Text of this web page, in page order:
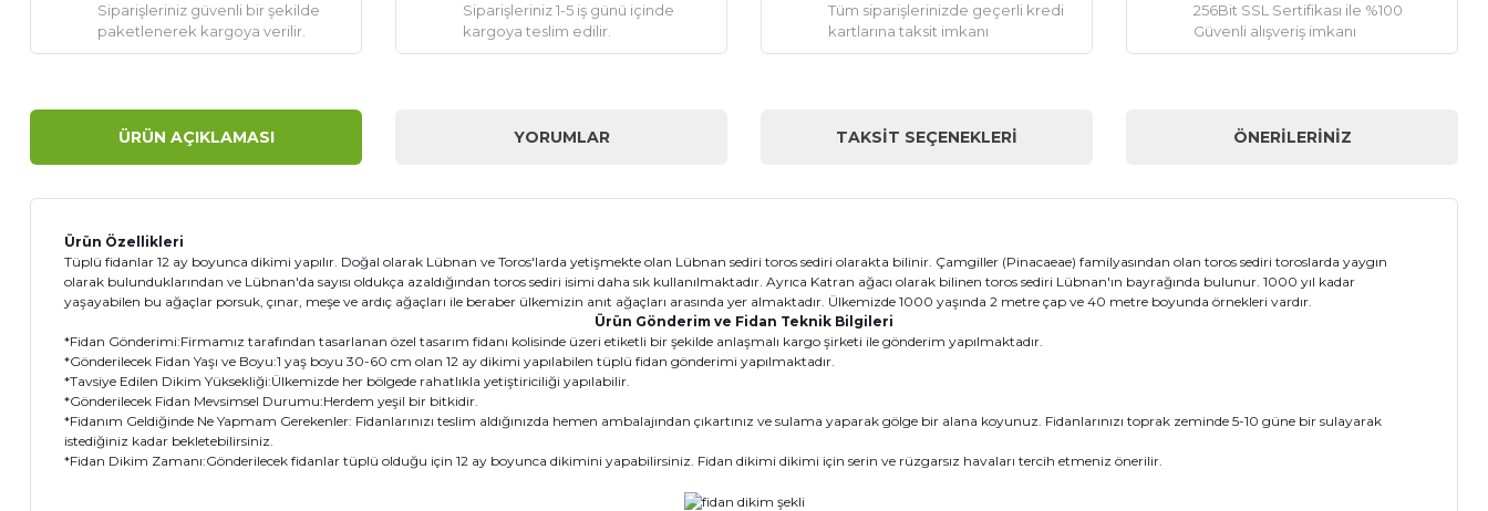
Siparişleriniz güvenli bir şekilde
paketlenerek kargoya verilir.
Siparişleriniz 1-5 iş günü içinde
kargoya teslim edilir.
Tüm siparişlerinizde geçerli kredi
kartlarına taksit imkanı
256Bit SSL Sertifikası ile %100
Güvenli alışveriş imkanı
ÜRÜN AÇIKLAMASI YORUMLAR TAKSIT SEÇENEKLERI ÖNERILERINIZ
Ürün Özellikleri
Tüplü fidanlar 12 ay boyunca dikimi yapılır. Doğal olarak Lübnan ve Toros'larda yetişmekte olan Lübnan sediri toros sediri olarakta bilinir. Çamgiller (Pinacaeae) familyasından olan toros sediri toroslarda yaygın
olarak bulunduklarından ve Lübnan'da sayısı oldukça azaldığından toros sediri isimi daha sık kullanılmaktadır. Ayrıca Katran ağacı olarak bilinen toros sediri Lübnan'ın bayrağında bulunur. 1000 yıl kadar
yaşayabilen bu ağaçlar porsuk, çınar, meşe ve ardıç ağaçları ile beraber ülkemizin anıt ağaçları arasında yer almaktadır. Ülkemizde 1000 yaşında 2 metre çap ve 40 metre boyunda örnekleri vardır.
Ürün Gönderim ve Fidan Teknik Bilgileri
*Fidan Gönderimi:Firmamız tarafından tasarlanan özel tasarım fidanı kolisinde üzeri etiketli bir şekilde anlaşmalı kargo şirketi ile gönderim yapılmaktadır.
*Gönderilecek Fidan Yaşı ve Boyu:1 yaş boyu 30-60 cm olan 12 ay dikimi yapılabilen tüplü fidan gönderimi yapılmaktadır.
*Tavsiye Edilen Dikim Yüksekliği:Ülkemizde her bölgede rahatlıkla yetiştiriciliği yapılabilir.
*Gönderilecek Fidan Mevsimsel Durumu:Herdem yeşil bir bitkidir.
*Fidanım Geldiğinde Ne Yapmam Gerekenler: Fidanlarınızı teslim aldığınızda hemen ambalajından çıkartınız ve sulama yaparak gölge bir alana koyunuz. Fidanlarınızı toprak zeminde 5-10 güne bir sulayarak
istediğiniz kadar bekletebilirsiniz.
*Fidan Dikim Zamanı:Gönderilecek fidanlar tüplü olduğu için 12 ay boyunca dikimini yapabilirsiniz. Fidan dikimi dikimi için serin ve rüzgarsız havaları tercih etmeniz önerilir.